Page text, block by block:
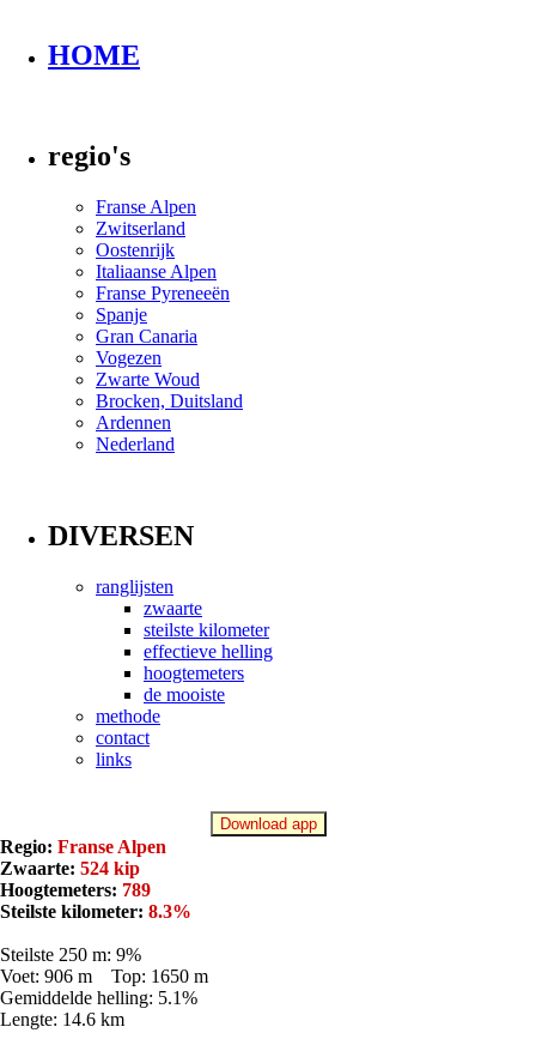
HOME
regio's
Franse Alpen
Zwitserland
Oostenrijk
Italiaanse Alpen
Franse Pyreneeën
Spanje
Gran Canaria
Vogezen
Zwarte Woud
Brocken, Duitsland
Ardennen
Nederland
DIVERSEN
ranglijsten
zwaarte
steilste kilometer
effectieve helling
hoogtemeters
de mooiste
methode
contact
links
Download app
Regio: Franse Alpen
Zwaarte: 524 kip
Hoogtemeters: 789
Steilste kilometer: 8.3%
Steilste 250 m: 9%
Voet: 906 m Top: 1650 m
Gemiddelde helling: 5.1%
Lengte: 14.6 km